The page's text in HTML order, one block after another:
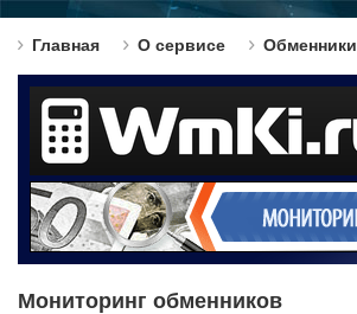
Главная О сервисе Обменники
Мониторинг обменников